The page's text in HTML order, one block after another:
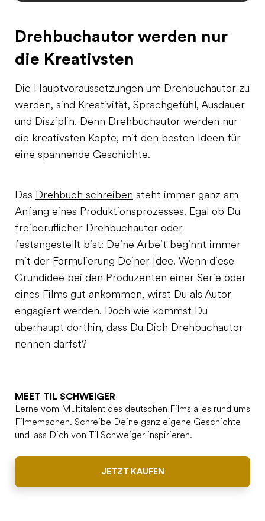
Drehbuchautor werden nur
die Kreativsten
Die Hauptvoraussetzungen um Drehbuchautor zu
werden, sind Kreativität, Sprachgefühl, Ausdauer
und Disziplin. Denn Drehbuchautor werden nur
die kreativsten Köpfe, mit den besten Ideen für
eine spannende Geschichte.
Das Drehbuch schreiben steht immer ganz am
Anfang eines Produktionsprozesses. Egal ob Du
freiberuflicher Drehbuchautor oder
festangestellt bist: Deine Arbeit beginnt immer
mit der Formulierung Deiner Idee. Wenn diese
Grundidee bei den Produzenten einer Serie oder
eines Films gut ankommen, wirst Du als Autor
engagiert werden. Doch wie kommst Du
überhaupt dorthin, dass Du Dich Drehbuchautor
nennen darfst?
MEET TIL SCHWEIGER
Lerne vom Multitalent des deutschen Films alles rund ums
Filmemachen. Schreibe Deine ganz eigene Geschichte
und lass Dich von Til Schweiger inspirieren.
JETZT KAUFEN